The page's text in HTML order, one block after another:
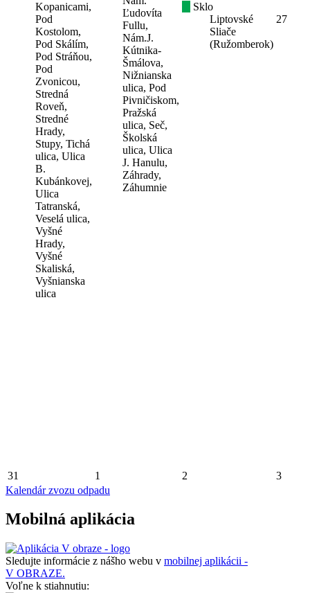
Kopanicami,
Pod
Kostolom,
Pod Skálím,
Pod Stráňou,
Pod
Zvonicou,
Stredná
Roveň,
Stredné
Hrady,
Stupy, Tichá
ulica, Ulica
B.
Kubánkovej,
Ulica
Tatranská,
Veselá ulica,
Vyšné
Hrady,
Vyšné
Skaliská,
Vyšnianska
ulica
Ľudovíta
Fullu,
Nám.J.
Kútnika-
Šmálova,
Nižnianska
ulica, Pod
Pivničiskom,
Pražská
ulica, Seč,
Školská
ulica, Ulica
J. Hanulu,
Záhrady,
Záhumnie
Sklo
Liptovské
Sliače
(Ružomberok)
27
31 1 2
3
Kalendár zvozu odpadu
Mobilná aplikácia
Sledujte informácie z nášho webu v mobilnej aplikácii -
V OBRAZE.
Voľne k stiahnutiu: